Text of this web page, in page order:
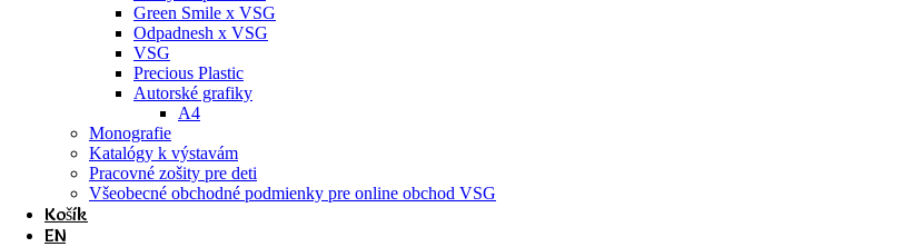
Green Smile x VSG
Odpadnesh x VSG
VSG
Precious Plastic
Autorské grafiky
A4
Monografie
Katalógy k výstavám
Pracovné zošity pre deti
Všeobecné obchodné podmienky pre online obchod VSG
Košík
EN